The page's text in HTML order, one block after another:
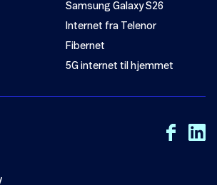
Samsung Galaxy S26
Internet fra Telenor
Fibernet
5G internet til hjemmet